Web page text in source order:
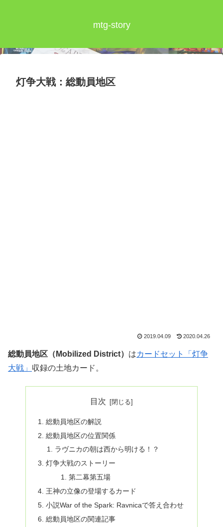
mtg-story
灯争大戦：総動員地区
2019.04.09 2020.04.26
総動員地区（Mobilized District） はカードセット「灯争
大戦」 収録の土地カード。
目次
総動員地区の解説
総動員地区の位置関係
ラヴニカの朝は西から明ける！？
灯争大戦のストーリー
第二幕第五場
王神の立像の登場するカード
小説War of the Spark: Ravnicaで答え合わせ
総動員地区の関連記事